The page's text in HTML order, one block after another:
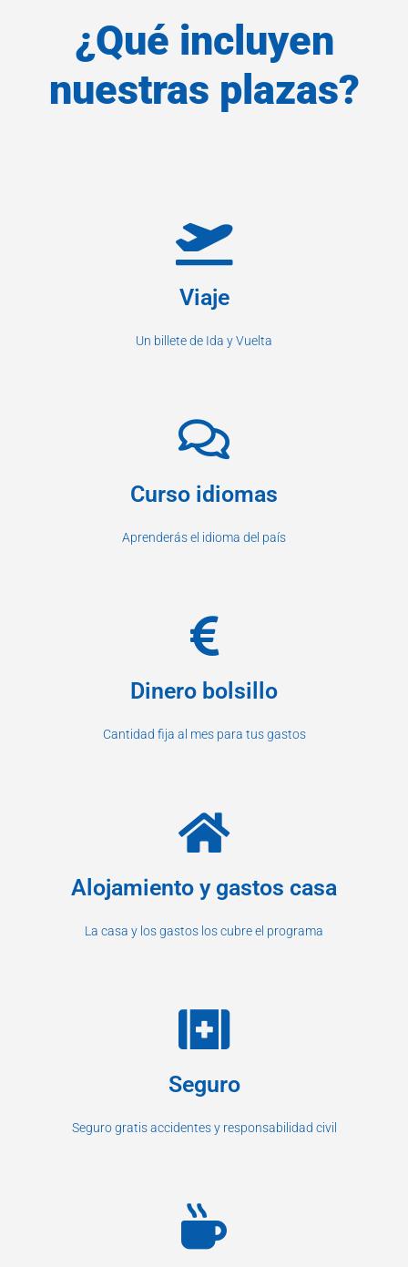
¿Qué incluyen
nuestras plazas?
Viaje
Un billete de Ida y Vuelta
Curso idiomas
Aprenderás el idioma del país
Dinero bolsillo
Cantidad fija al mes para tus gastos
Alojamiento y gastos casa
La casa y los gastos los cubre el programa
Seguro
Seguro gratis accidentes y responsabilidad civil